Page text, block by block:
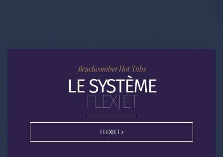
Beachcomber Hot Tubs
LE SYSTÈME
FLEXJET
FLEXJET